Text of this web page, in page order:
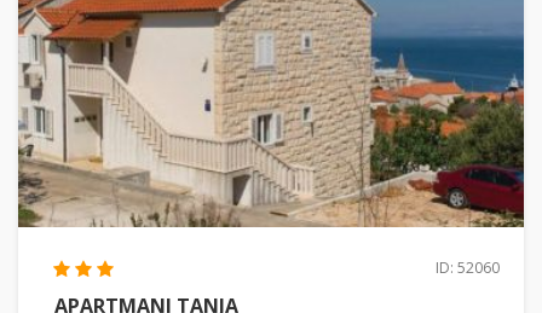
ID: 52060
APARTMANI TANJA